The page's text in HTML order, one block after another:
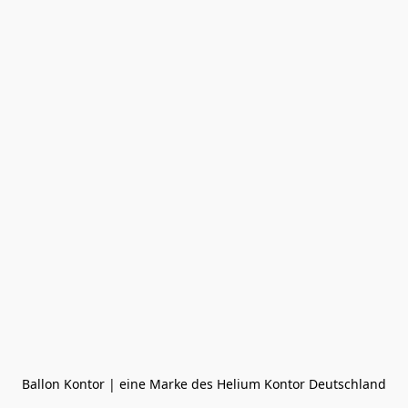
Ballon Kontor | eine Marke des Helium Kontor Deutschland